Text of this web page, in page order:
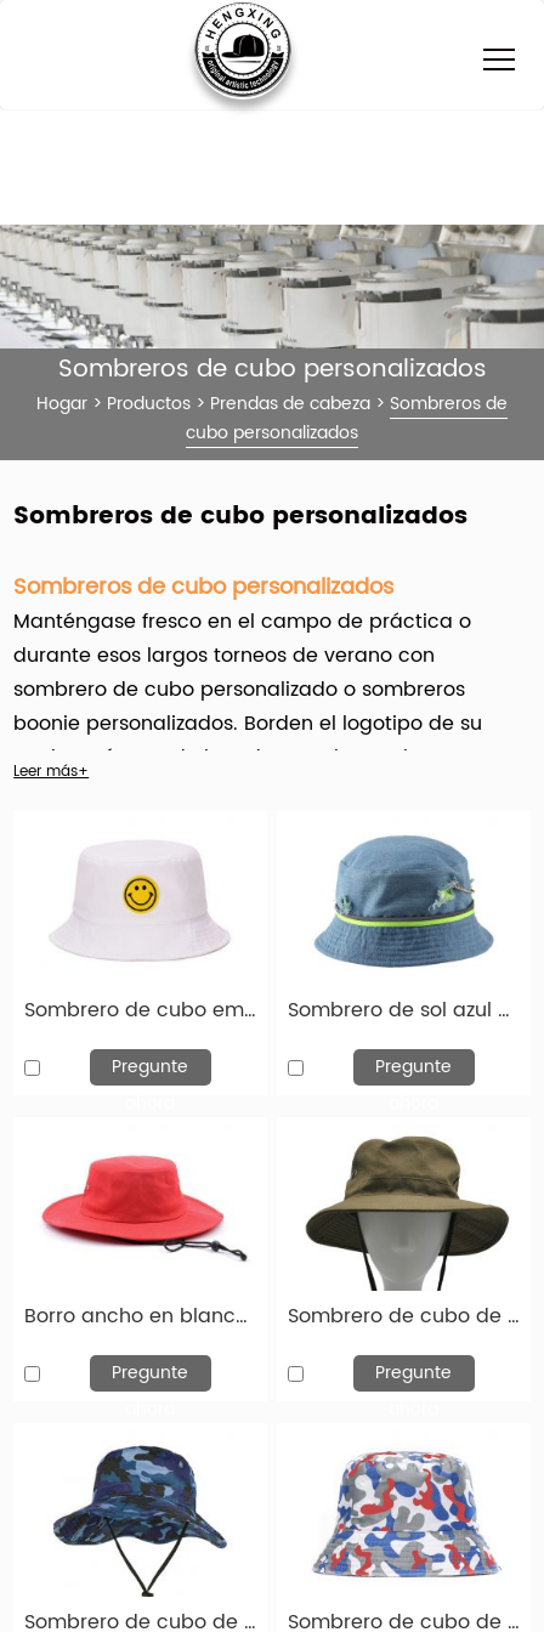
Sombreros de cubo personalizados
Hogar > Productos > Prendas de cabeza > Sombreros de
cubo personalizados
Sombreros de cubo personalizados
Sombreros de cubo personalizados
Manténgase fresco en el campo de práctica o
durante esos largos torneos de verano con
sombrero de cubo personalizado o sombreros
boonie personalizados. Borden el logotipo de su
equipo, número de jugador, nombre en la parte
cómodas como para usar todo el día en el verano,
sino que constituyen una de las mejores piezas de
ropa posibles a las que podría esperar agregar su
logotipo personalizado.
servicio personalizado para sombreros de cubos
y universidades, organizaciones sin fines de lucro,
minoristas, influencers & Kol en Socail Media. Ya sea
para fines promocionales, uniformes de empleados,
regalos, eventos corporativos, equipos deportivos o
revender, nuestros sombreros de cubo
personalizados están diseñados para satisfacer sus
diseño y el tamaño de su
ropa de cabeza
cada cliente, brindamos un servicio confiable,
sombreros de cubos impresos personalizados y
entrega a tiempo a tiempo.
Hay una amplia variedad de opciones de
sombreros de cubo personalizados, como
Leer más+
Sombrero de cubo emoji de sonrisa blanca sombrero de cubo de algodón barato a la venta
Pregunte
Sombrero de sol azul de mezclilla azul con un sombrero de cubo de mezclilla lavado en cadena para mujeres
Pregunte
Borro ancho en blanco Bollet Red Bucket con cuerda para hombres o mujeres
Pregunte
Sombrero de cubo de lona verde del ejército con sombrero de pesca de lona en blanco para hombres o mujeres
Pregunte
Sombrero de cubo de camuflaje azul con cuerda en blanco snap anchos boonie boonie sombrero Sombrero de cubo de camuflaje rojo blanco y azul camuflaje digital corta boonie sombrero